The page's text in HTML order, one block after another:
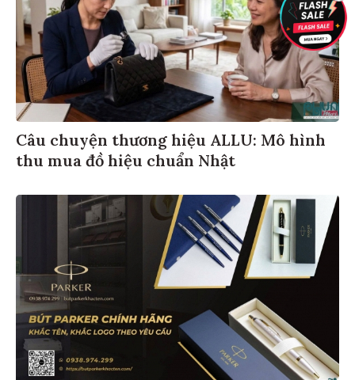
Câu chuyện thương hiệu ALLU: Mô hình
thu mua đồ hiệu chuẩn Nhật